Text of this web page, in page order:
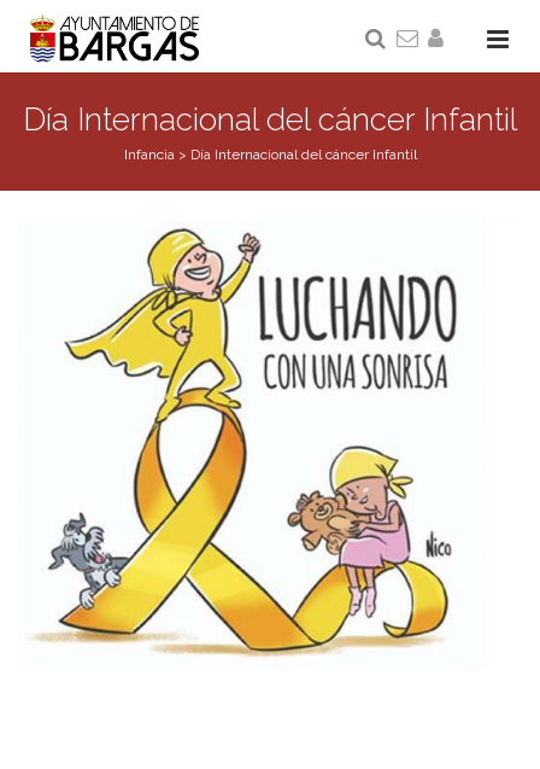
Día Internacional del cáncer Infantil
Infancia> Día Internacional del cáncer Infantil